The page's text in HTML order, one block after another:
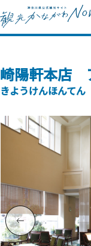
崎陽軒本店
きようけんほんて